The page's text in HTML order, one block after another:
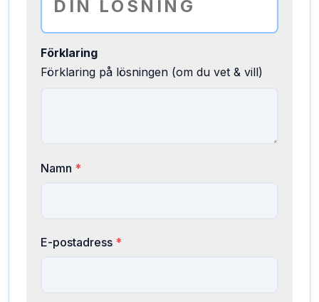
Förklaring
Förklaring på lösningen (om du vet & vill)
Namn *
E-postadress *